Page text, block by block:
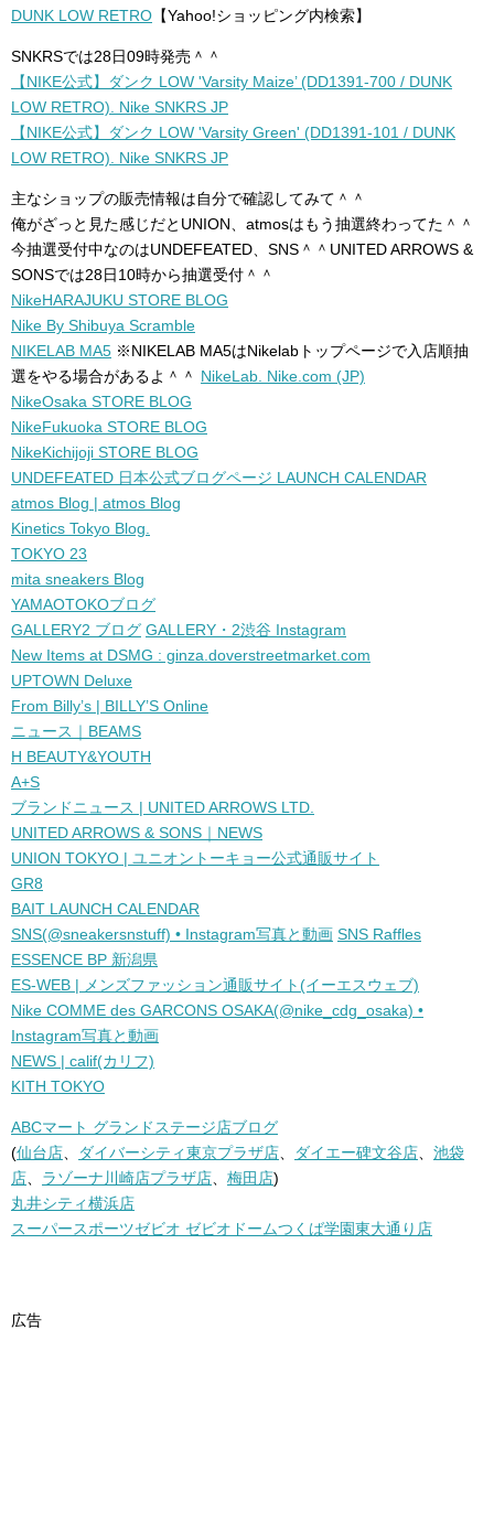
DUNK LOW RETRO 【Yahoo!ショッピング内検索】
SNKRSでは28日09時発売＾＾
【NIKE公式】ダンク LOW 'Varsity Maize’ (DD1391-700 / DUNK
LOW RETRO). Nike SNKRS JP
【NIKE公式】ダンク LOW 'Varsity Green' (DD1391-101 / DUNK
LOW RETRO). Nike SNKRS JP
主なショップの販売情報は自分で確認してみて＾＾
俺がざっと見た感じだとUNION、atmosはもう抽選終わってた＾＾
今抽選受付中なのはUNDEFEATED、SNS＾＾UNITED ARROWS &
SONSでは28日10時から抽選受付＾＾
NikeHARAJUKU STORE BLOG
Nike By Shibuya Scramble
NIKELAB MA5 ※NIKELAB MA5はNikelabトップページで入店順抽
選をやる場合があるよ＾＾ NikeLab. Nike.com (JP)
NikeOsaka STORE BLOG
NikeFukuoka STORE BLOG
NikeKichijoji STORE BLOG
UNDEFEATED 日本公式ブログページ LAUNCH CALENDAR
atmos Blog | atmos Blog
Kinetics Tokyo Blog.
TOKYO 23
mita sneakers Blog
YAMAOTOKOブログ
GALLERY2 ブログ GALLERY・2渋谷 Instagram
New Items at DSMG : ginza.doverstreetmarket.com
UPTOWN Deluxe
From Billy’s | BILLY’S Online
ニュース｜BEAMS
H BEAUTY&YOUTH
A+S
ブランドニュース | UNITED ARROWS LTD.
UNITED ARROWS & SONS｜NEWS
UNION TOKYO | ユニオントーキョー公式通販サイト
GR8
BAIT LAUNCH CALENDAR
SNS(@sneakersnstuff) • Instagram写真と動画 SNS Raffles
ESSENCE BP 新潟県
ES-WEB | メンズファッション通販サイト(イーエスウェブ)
Nike COMME des GARCONS OSAKA(@nike_cdg_osaka) •
Instagram写真と動画
NEWS | calif(カリフ)
KITH TOKYO
ABCマート グランドステージ店ブログ
(仙台店 ダイバーシティ東京プラザ店 ダイエー碑文谷店
池袋
店
ラゾーナ川崎店プラザ店 梅田店)
丸井シティ横浜店
スーパースポーツゼビオ ゼビオドームつくば学園東大通り店
広告